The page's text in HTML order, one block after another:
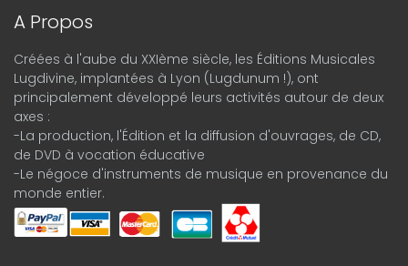
A Propos
Créées à l'aube du XXIème siècle, les Éditions Musicales
Lugdivine, implantées à Lyon (Lugdunum !), ont
principalement développé leurs activités autour de deux
axes :
-La production, l'Édition et la diffusion d'ouvrages, de CD,
de DVD à vocation éducative
-Le négoce d'instruments de musique en provenance du
monde entier.